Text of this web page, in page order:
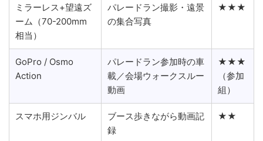
ミラーレス+望遠ズ
ーム（70-200mm
相当）
パレードラン撮影・遠景
の集合写真
★★★
GoPro / Osmo
Action
パレードラン参加時の車
載／会場ウォークスルー
動画
★★★
（参加
組）
スマホ用ジンバル
ブース歩きながら動画記
録
★★